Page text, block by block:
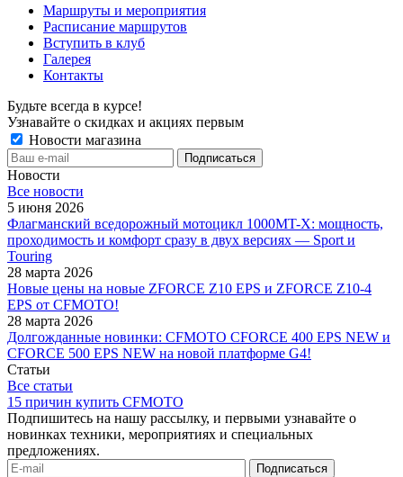
Маршруты и мероприятия
Расписание маршрутов
Вступить в клуб
Галерея
Контакты
Будьте всегда в курсе!
Узнавайте о скидках и акциях первым
Новости магазина
Новости
Все новости
5 июня 2026
Флагманский вседорожный мотоцикл 1000MT-X: мощность,
проходимость и комфорт сразу в двух версиях — Sport и
Touring
28 марта 2026
Новые цены на новые ZFORCE Z10 EPS и ZFORCE Z10-4
EPS от CFMOTO!
28 марта 2026
Долгожданные новинки: CFMOTO CFORCE 400 EPS NEW и
CFORCE 500 EPS NEW на новой платформе G4!
Статьи
Все статьи
15 причин купить CFMOTO
Подпишитесь на нашу рассылку, и первыми узнавайте о
новинках техники, мероприятиях и специальных
предложениях.